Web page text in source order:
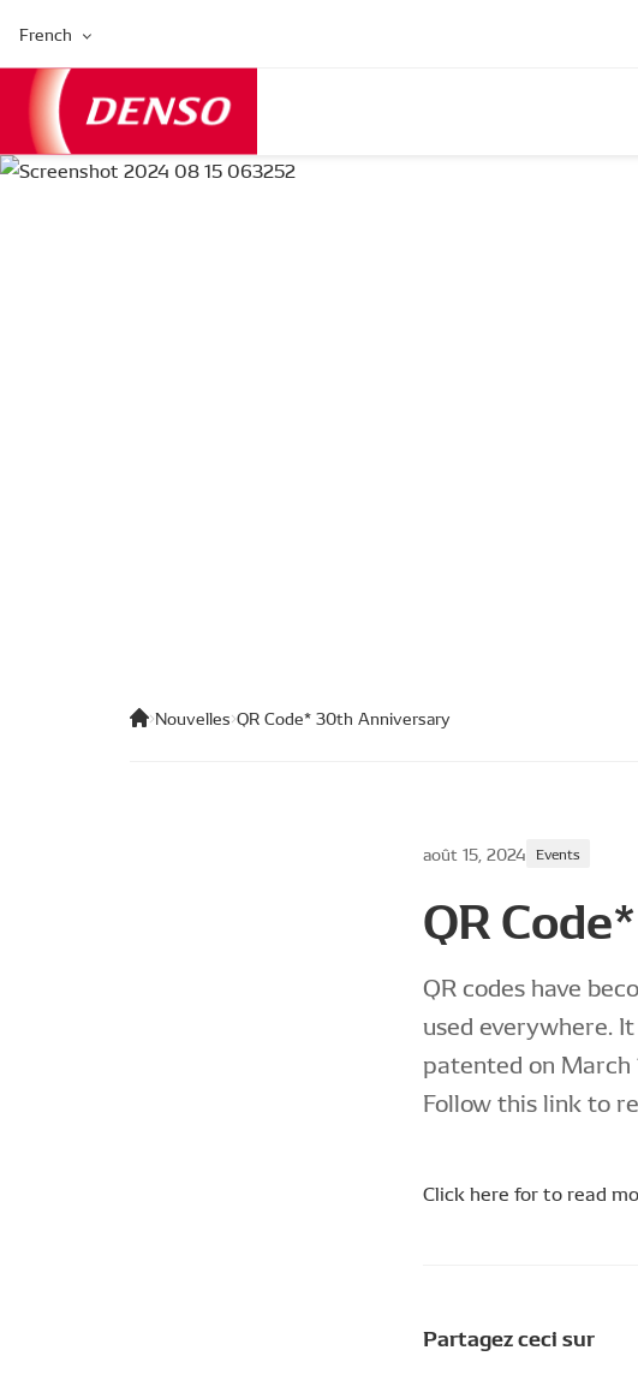
French
Nouvelles QR Code* 30th Anniversary
août 15, 2024 Events
QR
QR codes have
used everywhere.
patented on March
Follow this link to
Click here for to read
Partagez ceci sur